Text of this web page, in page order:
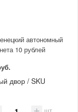
автономный
10 рублей
двор / SKU
шт